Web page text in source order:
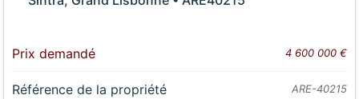
Prix demandé 4 600 000 €
Référence de la propriété ARE-40215